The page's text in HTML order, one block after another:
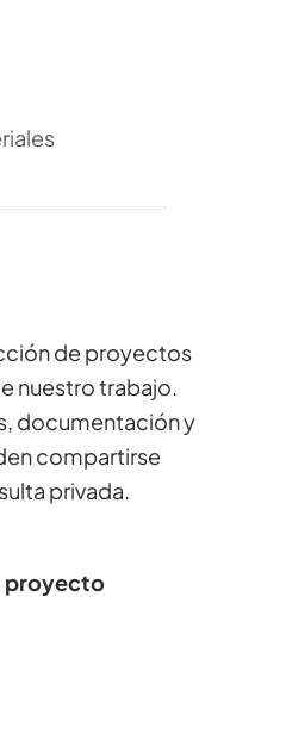
de proyectos
nuestro trabajo.
documentación y
compartirse
privada.
proyecto